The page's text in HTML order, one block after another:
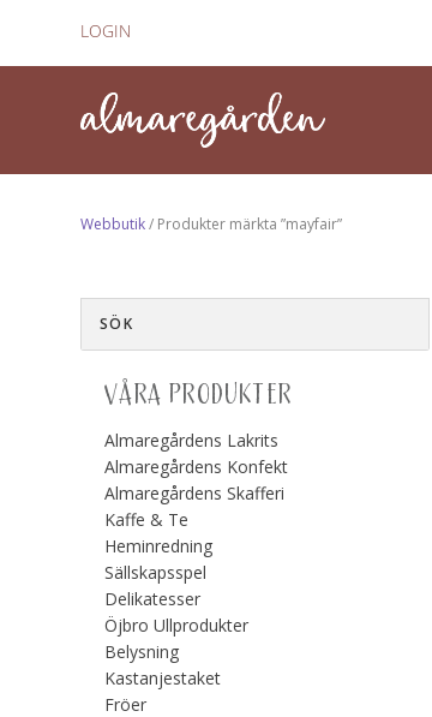
LOGIN
Webbutik/ Produkter märkta ”mayfair”
VÅRA PRODUKTER
Almaregårdens Lakrits
Almaregårdens Konfekt
Almaregårdens Skafferi
Kaffe & Te
Heminredning
Sällskapsspel
Delikatesser
Öjbro Ullprodukter
Belysning
Kastanjestaket
Fröer